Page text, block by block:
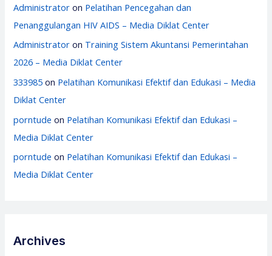
Administrator on Pelatihan Pencegahan dan
Penanggulangan HIV AIDS – Media Diklat Center
Administrator on Training Sistem Akuntansi Pemerintahan
2026 – Media Diklat Center
333985 on Pelatihan Komunikasi Efektif dan Edukasi – Media
Diklat Center
porntude on Pelatihan Komunikasi Efektif dan Edukasi –
Media Diklat Center
porntude on Pelatihan Komunikasi Efektif dan Edukasi –
Media Diklat Center
Archives